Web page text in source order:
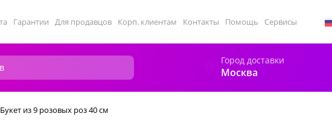
Гарантии Для продавцов Корп. клиентам Контакты Помощь Сервисы
Город доставки
Москва
Букет из 9 розовых роз 40 см